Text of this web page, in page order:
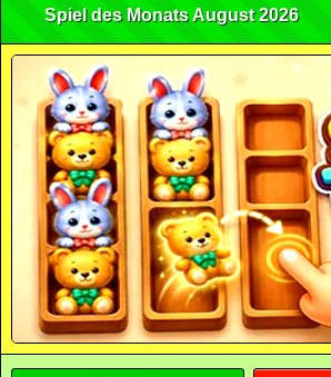
Spiel des Monats August 2026